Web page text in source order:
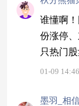
谁懂啊
份涨停
只热门
像捡钱
股票C$
01-09 14:46
墨羽_相